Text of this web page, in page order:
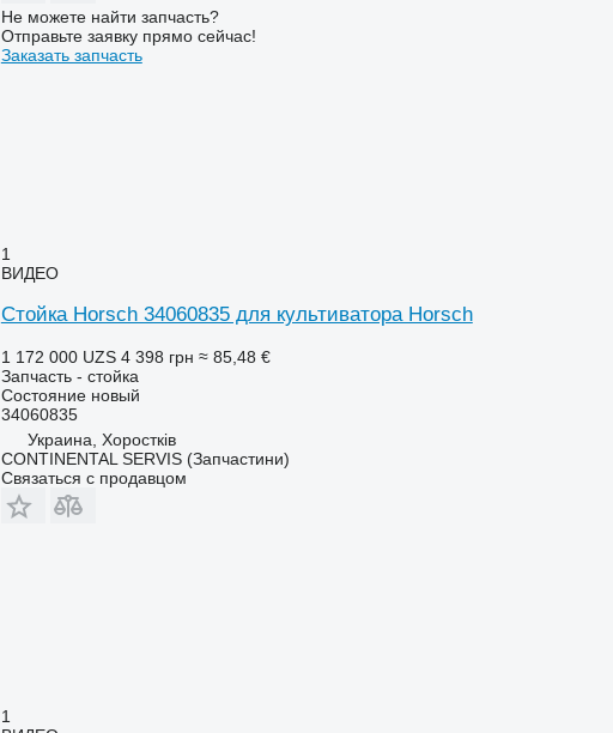
Не можете найти запчасть?
Отправьте заявку прямо сейчас!
Заказать запчасть
1
ВИДЕО
Стойка Horsch 34060835 для культиватора Horsch
1 172 000 UZS 4 398 грн ≈ 85,48 €
Запчасть - стойка
Состояниеновый
34060835
Украина, Хоростків
CONTINENTAL SERVIS (Запчастини)
Связаться с продавцом
1